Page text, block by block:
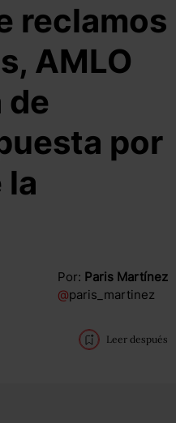
reclamos
AMLO
de
por
la
Por: Paris Martínez
@paris_martinez
Leer después